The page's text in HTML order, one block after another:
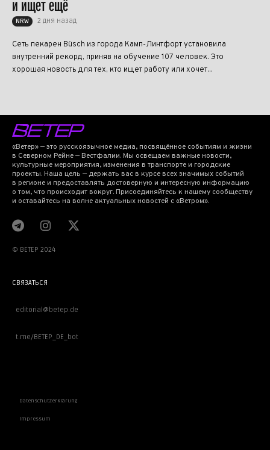
и ищет ещё
NRW 2 дня назад
Сеть пекарен Büsch из города Камп-Линтфорт установила
внутренний рекорд, приняв на обучение 107 человек. Это
хорошая новость для тех, кто ищет работу или хочет...
«Ветер» — это русскоязычное медиа, посвящённое событиям и жизни
в Северном Рейне — Вестфалии. Мы освещаем важные новости,
культурные мероприятия, изменения в транспорте и городские
проекты. Наша цель — держать вас в курсе всех значимых событий
в регионе и предоставлять достоверную и интересную информацию
о том, что происходит вокруг. Присоединяйтесь к нашему сообществу
и оставайтесь на волне актуальных новостей с «Ветром».
© BETEP 2024
СВЯЗАТЬСЯ
editorial@betep.de
t.me/BETEP_DE_bot
Datenschutzerklärung
Impressum